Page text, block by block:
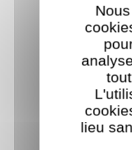
À
lieu